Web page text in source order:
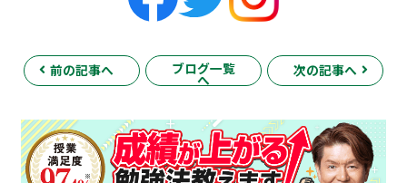
前の記事へ ブログ一覧
へ
次の記事へ